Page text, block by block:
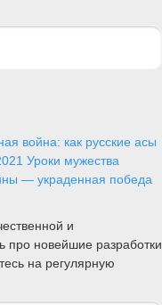
война: как русские асы
Уроки мужества
— украденная победа
и
про новейшие разработки
на регулярную